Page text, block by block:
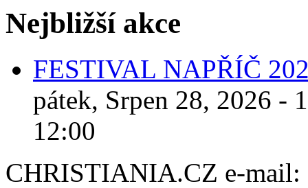
Nejbližší akce
FESTIVAL NAPŘÍČ
pátek, Srpen 28, 2026 -
12:00
CHRISTIANIA.CZ e-mail: